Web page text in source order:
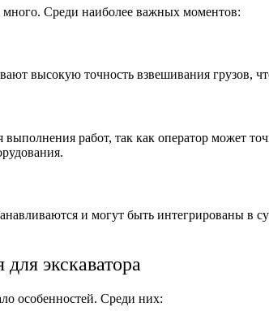
много. Среди наиболее важных моментов:
высокую точность взвешивания грузов,
работ, так как оператор может
и могут быть интегрированы
экскаватора
особенностей. Среди них: